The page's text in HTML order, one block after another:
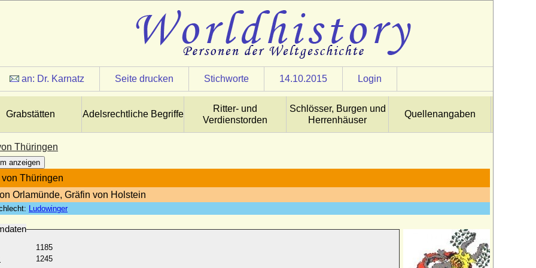
an: Dr. Karnatz Seite drucken Stichworte 14.10.2015 Login
Grabstätten Adelsrechtliche Begriffe
Ritter- und
Verdienstorden
Schlösser, Burgen und
Herrenhäuser
Quellenangaben
Thüringen
anzeigen
Thüringen
Orlamünde, Gräfin von Holstein
Ludowinger
1185
1245